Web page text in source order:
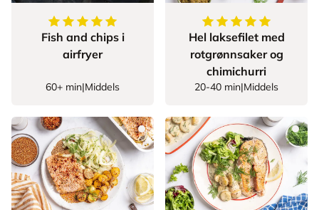
5av5stjerner
Fish and chips i
airfryer
60+ min|Middels
5av5stjerner
Hel laksefilet med
rotgrønnsaker og
chimichurri
20-40 min|Middels